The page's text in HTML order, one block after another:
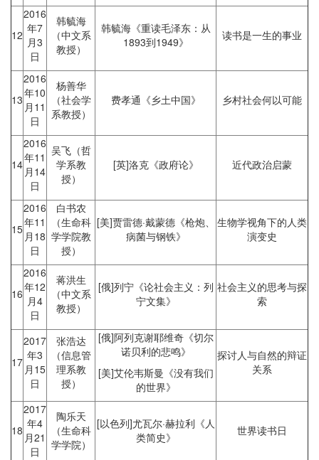
12
2016
年7
月3
日
韩毓海
（中文系
教授）
韩毓海《重读毛泽东：从
1893到1949》
读书是一生的事业
13
2016
年10
月11
日
杨善华
（社会学
系教授）
费孝通《乡土中国》 乡村社会何以可能
14
2016
年11
月14
日
吴飞（哲
学系教
授）
[英]洛克《政府论》 近代政治启蒙
15
2016
年11
月18
日
白书农
（生命科
学学院教
授）
[美]贾雷德·戴蒙德《枪炮、
病菌与钢铁》
生物学视角下的人类
演变史
16
2016
年12
月4
日
蒋洪生
（中文系
教授）
[俄]列宁《论社会主义：列
宁文集》
社会主义的思考与探
索
17
2017
年3
月15
日
张浩达
（信息管
理系教
授）
[俄]阿列克谢耶维奇《切尔
诺贝利的悲鸣》
[美]艾伦韦斯曼《没有我们
的世界》
探讨人与自然的辩证
关系
18
2017
年4
月21
日
陶乐天
（生命科
学学院）
[以色列]尤瓦尔·赫拉利《人
类简史》
世界读书日